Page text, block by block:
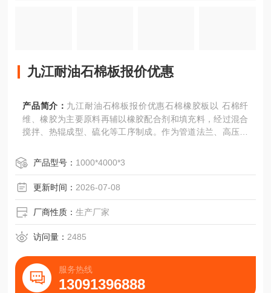
九江耐油石棉板报价优惠
产品简介： 九江耐油石棉板报价优惠石棉橡胶板以 石棉纤
维、橡胶为主要原料再辅以橡胶配合剂和填充料，经过混合
搅拌、热辊成型、硫化等工序制成。作为管道法兰、高压容
冲制成各种形状、尺寸的垫片
产品型号： 1000*4000*3
更新时间： 2026-07-08
厂商性质：生产厂家
访问量： 2485
服务热线
13091396888